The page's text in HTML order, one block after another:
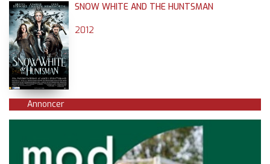
SNOW WHITE AND THE HUNTSMAN
2012
Annoncer